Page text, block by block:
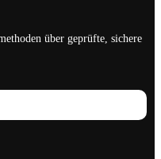
über geprüfte, sichere